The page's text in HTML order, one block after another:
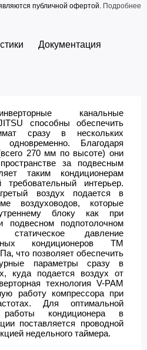
публичной офертой. Подробнее
Документация
канальные
способны обеспечить
сразу в нескольких
Благодаря
270 мм по высоте) они
за подвесным
таким кондиционерам
интерьер.
воздух подается в
воздуховодов, которые
блоку как при
подвесном подпотолочном
давление
кондиционеров ТМ
что позволяет обеспечить
параметры сразу в
куда подается воздух от
технология V-PAM
работу компрессора при
Для оптимальной
кондиционера в
поставляется проводной
недельного таймера.